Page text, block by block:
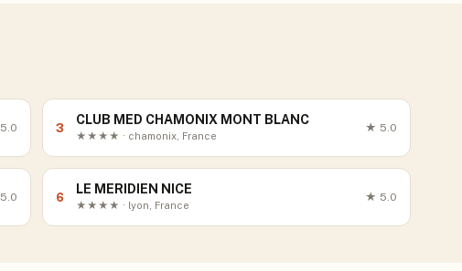
5.0 3
CLUB MED CHAMONIX MONT BLANC
★★★★ · chamonix, France
★ 5.0
5.0 6
LE MERIDIEN NICE
★★★★ · lyon, France
★ 5.0